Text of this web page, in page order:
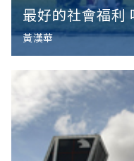
最好的社會福利
黃漢華